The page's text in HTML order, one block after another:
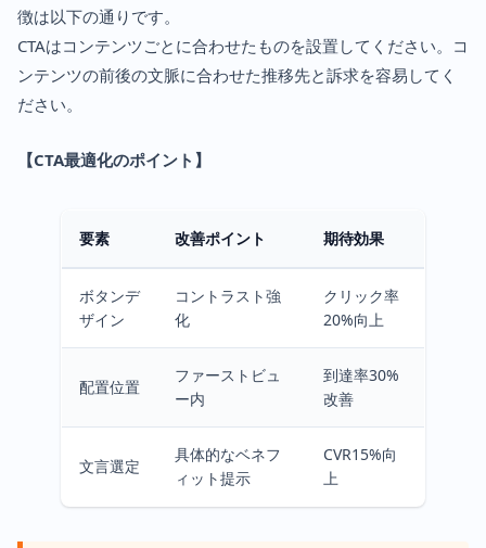
徴は以下の通りです。
CTAはコンテンツごとに合わせたものを設置してください。コ
ンテンツの前後の文脈に合わせた推移先と訴求を容易してく
ださい。
【CTA最適化のポイント】
要素 改善ポイント 期待効果
ボタンデ
ザイン
コントラスト強
化
クリック率
20%向上
配置位置
ファーストビュ
ー内
到達率30%
改善
文言選定
具体的なベネフ
ィット提示
CVR15%向
上